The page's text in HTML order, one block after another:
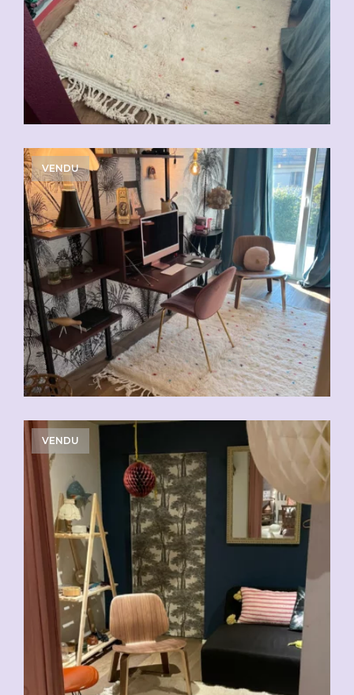
VENDU
VENDU